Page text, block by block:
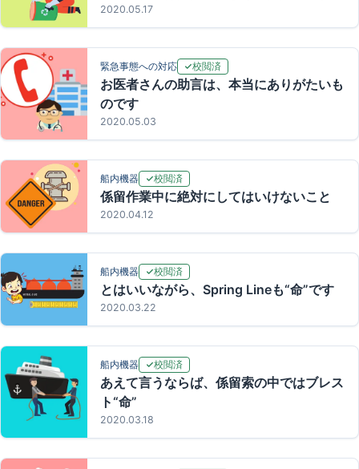
2020.05.17
緊急事態への対応 校閲済
お医者さんの助言は、本当にありがたいも
のです
2020.05.03
船内機器 校閲済
係留作業中に絶対にしてはいけないこと
2020.04.12
船内機器 校閲済
とはいいながら、Spring Lineも“命”です
2020.03.22
船内機器 校閲済
あえて言うならば、係留索の中ではブレス
ト“命”
2020.03.18